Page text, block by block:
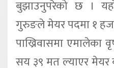
बुझाउनुपरेको छ । यहाँ
गुरुङले मेयर पदमा १
पाख्रिवासमा एमालेका
सय ३९ मत ल्याएर